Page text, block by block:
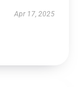
Apr 17, 2025